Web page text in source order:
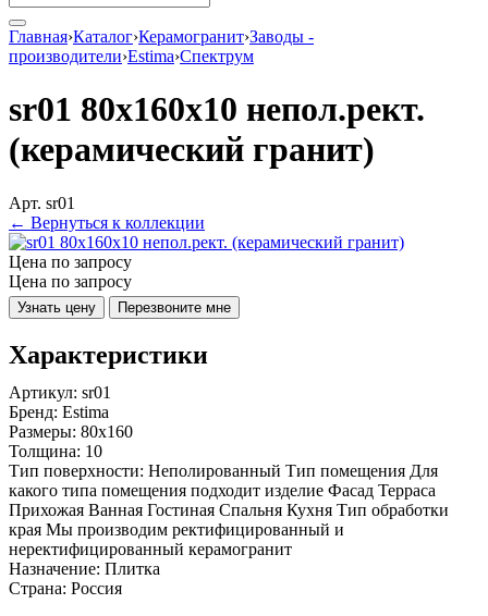
Главная›Каталог›Керамогранит›Заводы -
производители›Estima›Спектрум
sr01 80x160x10 непол.рект.
(керамический гранит)
Арт. sr01
← Вернуться к коллекции
Цена по запросу
Цена по запросу
Узнать цену Перезвоните мне
Характеристики
Артикул: sr01
Бренд: Estima
Размеры: 80x160
Толщина: 10
Тип поверхности: Неполированный Тип помещения Для
какого типа помещения подходит изделие Фасад Терраса
Прихожая Ванная Гостиная Спальня Кухня Тип обработки
края Мы производим ректифицированный и
неректифицированный керамогранит
Назначение: Плитка
Страна: Россия